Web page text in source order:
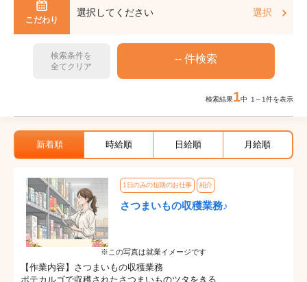
こだわり
選択してください 選択
検索条件を
全てクリア
検索結果1中 1～1件を表示
新着順 時給順 日給順 月給順
1日のみの短期のお仕事 紹介
さつまいもの収穫業務♪
※この写真は就業イメージです
【作業内容】さつまいもの収穫業務
ポテカルゴで収穫されたさつまいものツタをきる